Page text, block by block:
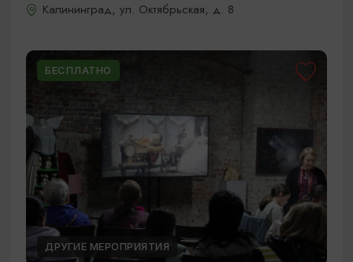
Калининград, ул. Октябрьская, д. 8
БЕСПЛАТНО
ДРУГИЕ МЕРОПРИЯТИЯ